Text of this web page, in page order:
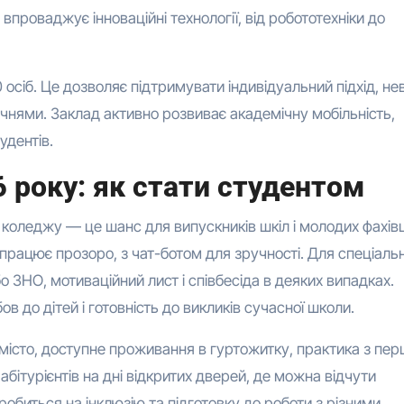
інноваційні технології, від робототехніки до
Це дозволяє підтримувати індивідуальний підхід,
Заклад активно розвиває академічну мобільність,
року: як стати студентом
— це шанс для випускників шкіл і молодих
прозоро, з чат-ботом для зручності. Для
ЗНО, мотиваційний лист і співбесіда в деяких випадках.
дітей і готовність до викликів сучасної школи.
доступне проживання в гуртожитку, практика з
на дні відкритих дверей, де можна відчути